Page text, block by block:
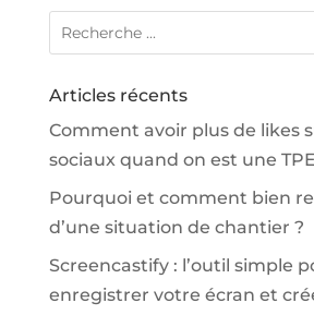
Articles récents
Comment avoir plus de likes
sociaux quand on est une
Pourquoi et comment bien
d’une situation de chantier ?
Screencastify : l’outil simple
enregistrer votre écran et